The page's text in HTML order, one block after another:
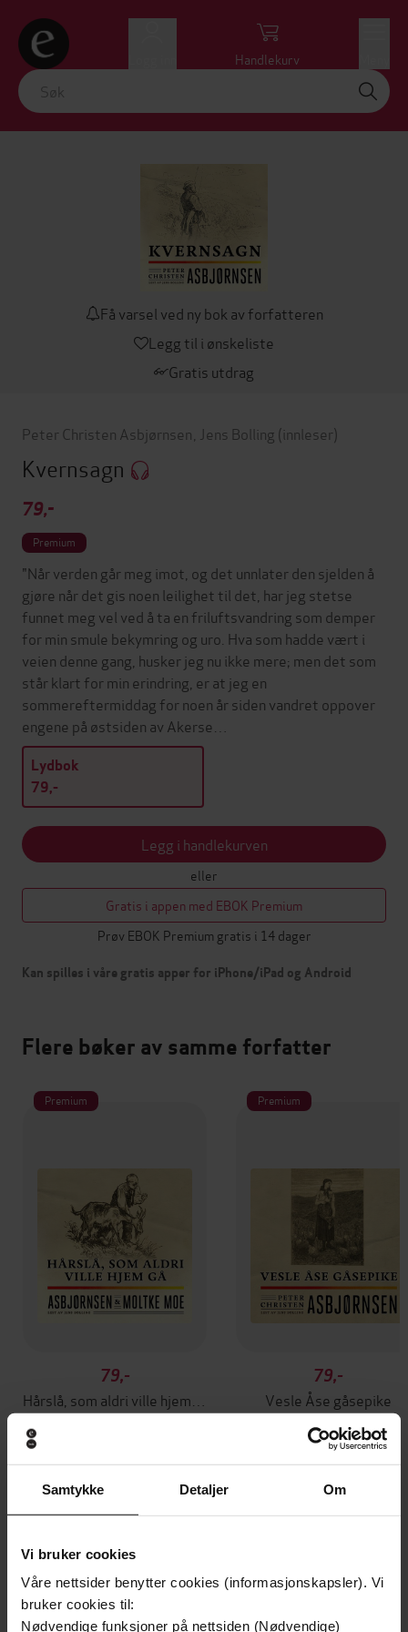
Samtykke Detaljer Om
Vi bruker cookies
Våre nettsider benytter cookies (informasjonskapsler). Vi
bruker cookies til:
Nødvendige funksjoner på nettsiden (Nødvendige)
Handlekurv
Få varsel ved ny bok av forfatteren
Legg til i ønskeliste
Gratis utdrag
Peter Christen Asbjørnsen Jens Bolling (innleser)
Kvernsagn
79,-
Premium
"Når verden går meg imot, og det unnlater den sjelden å
gjøre når det gis noen leilighet til det, har jeg stetse
funnet meg vel ved å ta en friluftsvandring som demper
for min smule bekymring og uro. Hva som hadde vært i
veien denne gang, husker jeg nu ikke mere; men det som
står klart for min erindring, er at jeg en
sommereftermiddag for noen år siden vandret oppover
engene på østsiden av Akerse…
Lydbok
79,-
Legg i handlekurven
eller
Gratis i appen med EBOK Premium
Prøv EBOK Premium gratis i 14 dager
Kan spilles i våre gratis apper for iPhone/iPad og Android
Flere bøker av samme forfatter
Premium
79,-
Premium
79,-
Vesle Åse gåsepike
Peter Christen
LYDBOK